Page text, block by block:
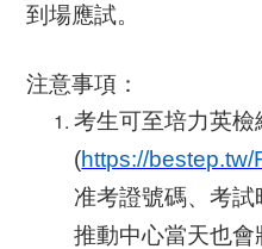
到場應試。
注意事項：
考生可至培力英檢
(https://
准考證號碼、考
推動中心當天也